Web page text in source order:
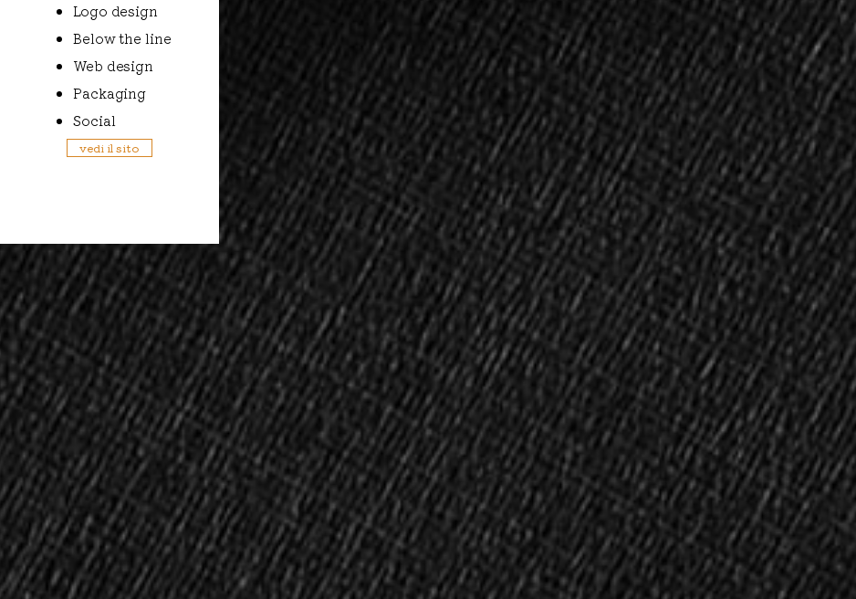
Logo design
Below the line
Web design
Packaging
Social
vedi il sito